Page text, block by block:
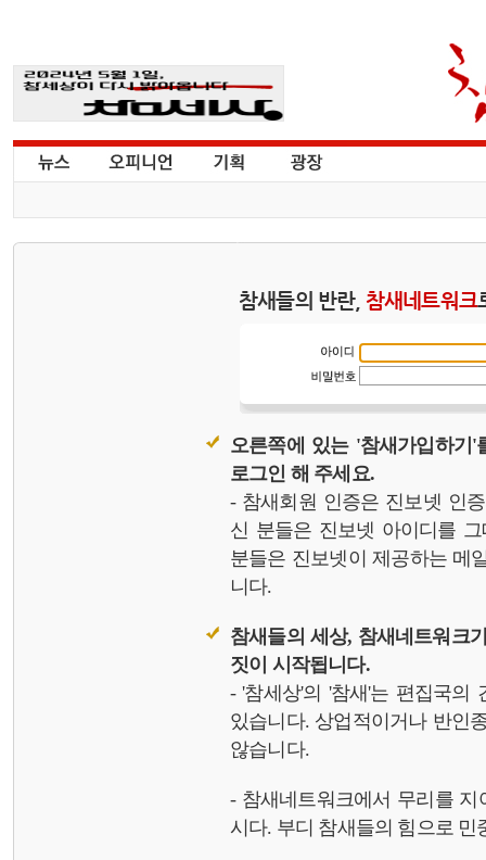
참새들의 반란, 참새네트워크
오른쪽에 있는 '참새가입하기
로그인 해 주세요.
- 참새회원 인증은 진보넷 인
신 분들은 진보넷 아이디를
분들은 진보넷이 제공하는 메
니다.
참새들의 세상, 참새네트워크
짓이 시작됩니다.
- '참세상'의 '참새'는 편집국의
있습니다. 상업적이거나 반인
않습니다.
- 참새네트워크에서 무리를
시다. 부디 참새들의 힘으로 민